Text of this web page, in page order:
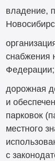
владение,
снабжения
Федерации;
дорожная
и
парковок
местного
с